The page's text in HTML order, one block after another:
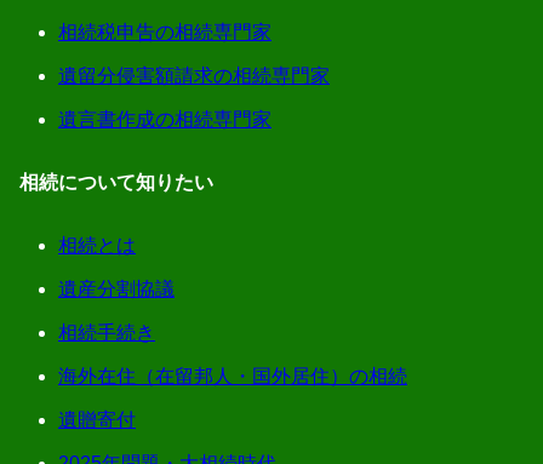
相続税申告の相続専門家
遺留分侵害額請求の相続専門家
遺言書作成の相続専門家
相続について知りたい
相続とは
遺産分割協議
相続手続き
海外在住（在留邦人・国外居住）の相続
遺贈寄付